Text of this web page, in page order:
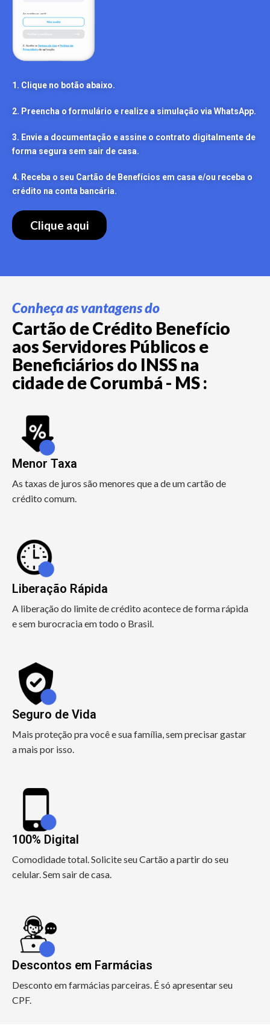
1. Clique no botão abaixo.
2. Preencha o formulário e realize a simulação via WhatsApp.
3. Envie a documentação e assine o contrato digitalmente de
forma segura sem sair de casa.
4. Receba o seu Cartão de Benefícios em casa e/ou receba o
crédito na conta bancária.
Clique aqui
Conheça as vantagens do
Cartão de Crédito Benefício
aos Servidores Públicos e
Beneficiários do INSS na
cidade de Corumbá - MS :
Menor Taxa
As taxas de juros são menores que a de um cartão de
crédito comum.
Liberação Rápida
A liberação do limite de crédito acontece de forma rápida
e sem burocracia em todo o Brasil.
Seguro de Vida
Mais proteção pra você e sua família, sem precisar gastar
a mais por isso.
100% Digital
Comodidade total. Solicite seu Cartão a partir do seu
celular. Sem sair de casa.
Descontos em Farmácias
Desconto em farmácias parceiras. É só apresentar seu
CPF.